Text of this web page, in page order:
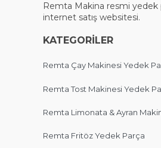
Remta Makina resmi yedek
internet satış websitesi.
KATEGORİLER
Remta Çay Makinesi Yedek
Remta Tost Makinesi Yedek
Remta Limonata & Ayran
Remta Fritöz Yedek Parça